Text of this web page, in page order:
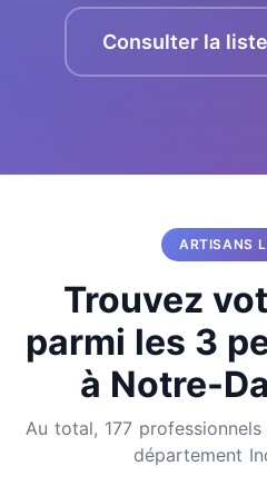
Consulter la
ARTISANS
Trouvez
parmi les 3
à Notre-
Au total, 177
département